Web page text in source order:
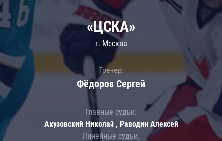
«ЦСКА»
г. Москва
Тренер:
Фёдоров Сергей
Главные судьи:
Акузовский Николай , Раводин Алексей
Линейные судьи: